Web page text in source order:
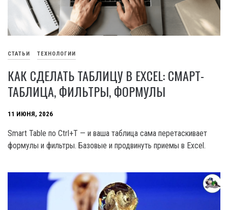
СТАТЬИ ТЕХНОЛОГИИ
КАК СДЕЛАТЬ ТАБЛИЦУ В EXCEL: СМАРТ-
ТАБЛИЦА, ФИЛЬТРЫ, ФОРМУЛЫ
11 ИЮНЯ, 2026
Smart Table по Ctrl+T — и ваша таблица сама перетаскивает
формулы и фильтры. Базовые и продвинуть приемы в Excel.